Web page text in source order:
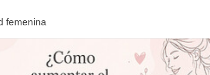
femenina